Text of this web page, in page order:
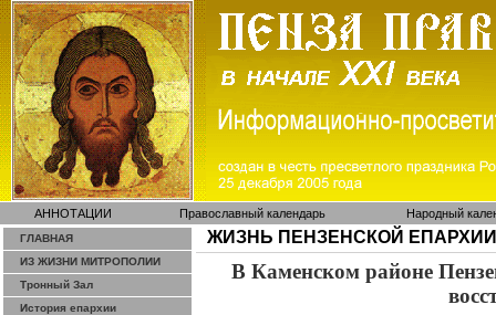
АННОТАЦИИ Православный календарь Народный
ГЛАВНАЯ
ИЗ ЖИЗНИ МИТРОПОЛИИ
Тронный Зал
История епархии
ЖИЗНЬ ПЕНЗЕНСКОЙ ЕПАРХИИ
В Каменском районе